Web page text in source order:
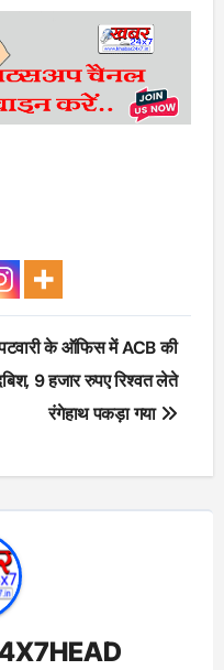
के ऑफिस में ACB की
9 हजार रुपए रिश्वत लेते
रंगेहाथ पकड़ा गया